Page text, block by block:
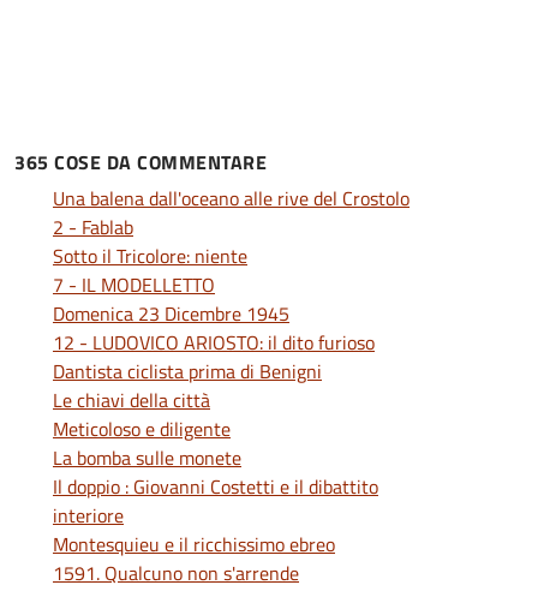
365 COSE DA COMMENTARE
Una balena dall'oceano alle rive del Crostolo
2 - Fablab
Sotto il Tricolore: niente
7 - IL MODELLETTO
Domenica 23 Dicembre 1945
12 - LUDOVICO ARIOSTO: il dito furioso
Dantista ciclista prima di Benigni
Le chiavi della città
Meticoloso e diligente
La bomba sulle monete
Il doppio : Giovanni Costetti e il dibattito
interiore
Montesquieu e il ricchissimo ebreo
1591. Qualcuno non s'arrende